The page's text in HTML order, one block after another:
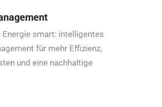
Energie smart: intelligentes
für mehr Effizienz,
und eine nachhaltige